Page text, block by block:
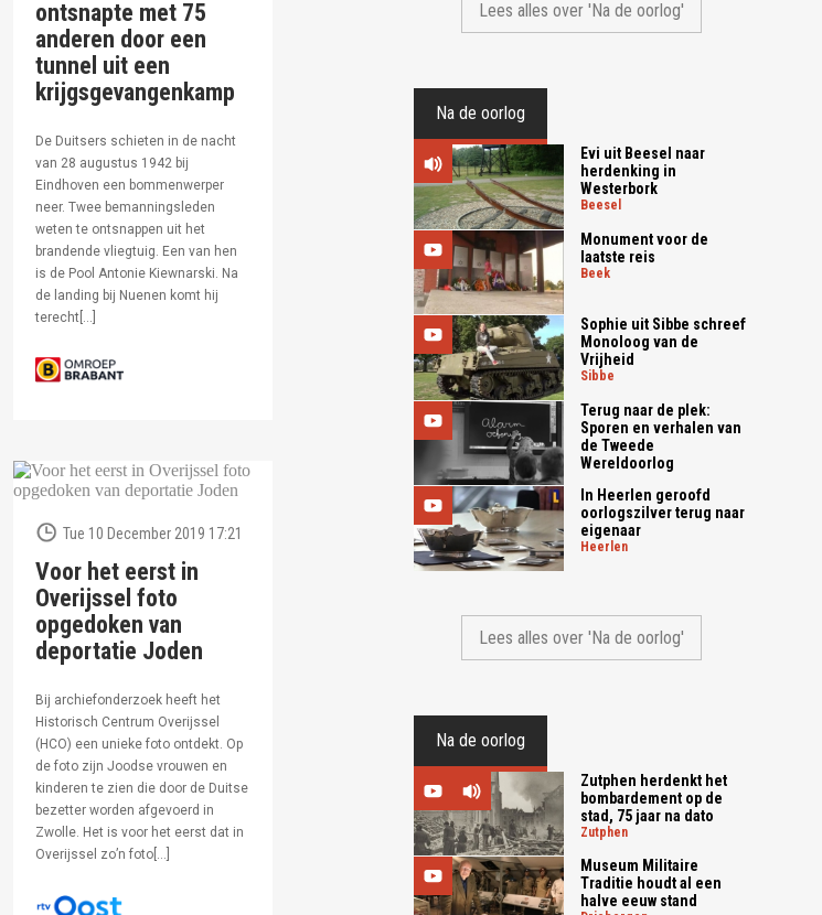
ontsnapte met 75
anderen door een
tunnel uit een
krijgsgevangenkamp
De Duitsers schieten in de nacht
van 28 augustus 1942 bij
Eindhoven een bommenwerper
neer. Twee bemanningsleden
weten te ontsnappen uit het
brandende vliegtuig. Een van hen
is de Pool Antonie Kiewnarski. Na
de landing bij Nuenen komt hij
terecht[…]
Tue 10 December 2019 17:21
Voor het eerst in
Overijssel foto
opgedoken van
deportatie Joden
Bij archiefonderzoek heeft het
Historisch Centrum Overijssel
(HCO) een unieke foto ontdekt. Op
de foto zijn Joodse vrouwen en
kinderen te zien die door de Duitse
bezetter worden afgevoerd in
Zwolle. Het is voor het eerst dat in
Overijssel zo’n foto[…]
Lees alles over 'Na de oorlog'
Na de oorlog
Evi uit Beesel naar
herdenking in
Westerbork
beesel
Monument voor de
laatste reis
beek
Sophie uit Sibbe schreef
Monoloog van de
Vrijheid
sibbe
Terug naar de plek:
Sporen en verhalen van
de Tweede
Wereldoorlog
In Heerlen geroofd
oorlogszilver terug naar
eigenaar
heerlen
Lees alles over 'Na de oorlog'
Na de oorlog
Zutphen herdenkt het
bombardement op de
stad, 75 jaar na dato
zutphen
Museum Militaire
Traditie houdt al een
halve eeuw stand